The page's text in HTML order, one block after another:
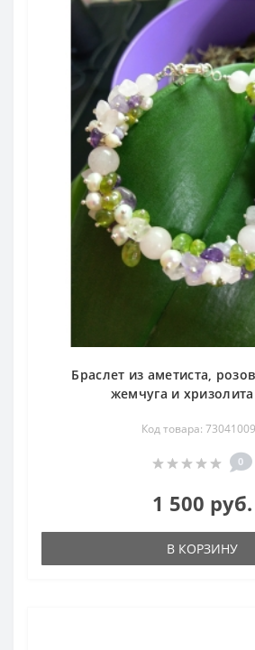
Браслет из аметиста,
жемчуга и
Код товара:
0
1 500 руб.
В КОРЗИНУ